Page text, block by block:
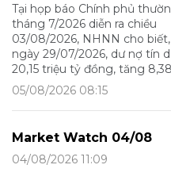
Tại họp báo Chính phủ
tháng 7/2026 diễn ra chiều
03/08/2026, NHNN cho
ngày 29/07/2026, dư nợ tín
20,15 triệu tỷ đồng, tăng
05/08/2026 08:15
Market Watch 04/08
04/08/2026 11:09